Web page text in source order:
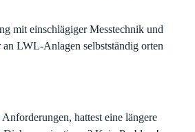
mit einschlägiger Messtechnik und
an LWL-Anlagen selbstständig orten
hattest eine längere